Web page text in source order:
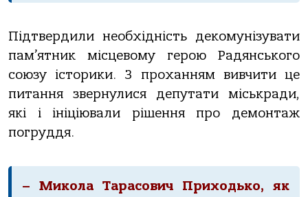
Підтвердили необхідність декомунізувати
пам’ятник місцевому герою Радянського
союзу історики. З проханням вивчити це
питання звернулися депутати міськради,
які і ініціювали рішення про демонтаж
погруддя.
– Микола Тарасович Приходько, як